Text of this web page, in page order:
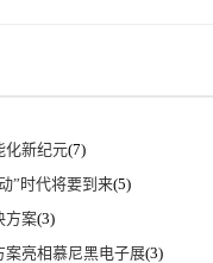
化新纪元(7)
”时代将要到来(5)
方案(3)
案亮相慕尼黑电子展(3)